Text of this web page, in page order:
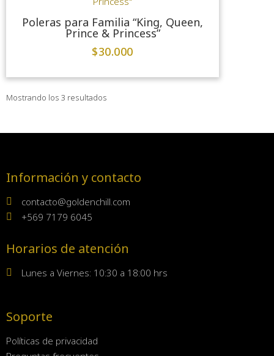
Poleras para Familia “King, Queen,
Prince & Princess”
$30.000
Mostrando los 3 resultados
Información y contacto
contacto@goldenchill.com
+569 7179 6045
Horarios de atención
Lunes a Viernes: 10:30 a 18:00 hrs
Soporte
Políticas de privacidad